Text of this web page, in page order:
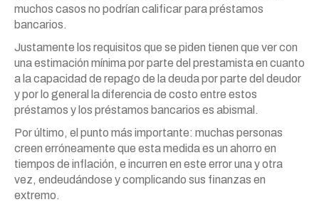
muchos casos no podrían calificar para préstamos
bancarios.
Justamente los requisitos que se piden tienen que ver con
una estimación mínima por parte del prestamista en cuanto
a la capacidad de repago de la deuda por parte del deudor
y por lo general la diferencia de costo entre estos
préstamos y los préstamos bancarios es abismal.
Por último, el punto más importante: muchas personas
creen erróneamente que esta medida es un ahorro en
tiempos de inflación, e incurren en este error una y otra
vez, endeudándose y complicando sus finanzas en
extremo.